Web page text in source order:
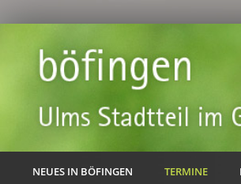
NEUES IN BÖFINGEN TERMINE